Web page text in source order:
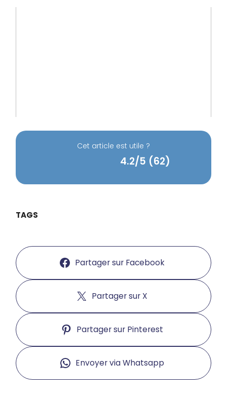
Cet article est utile ?
4.2/5 (62)
TAGS
Partager sur Facebook
Partager sur X
Partager sur Pinterest
Envoyer via Whatsapp